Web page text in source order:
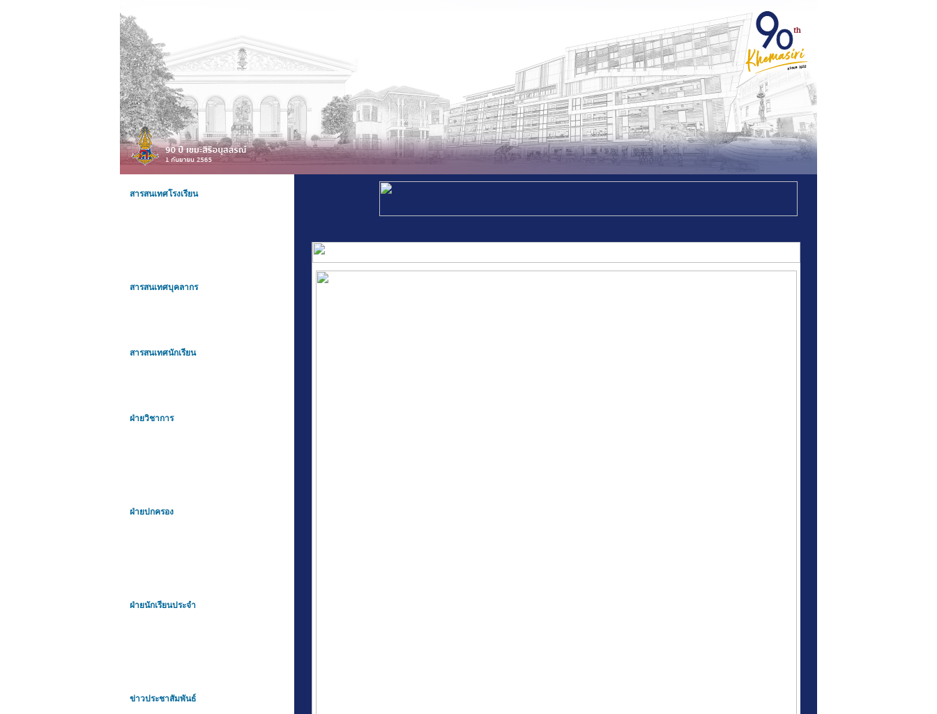
สารสนเทศโรงเรียน
สารสนเทศบุคลากร
สารสนเทศนักเรียน
ฝ่ายวิชาการ
ฝ่ายปกครอง
ฝ่ายนักเรียนประจำ
ข่าวประชาสัมพันธ์